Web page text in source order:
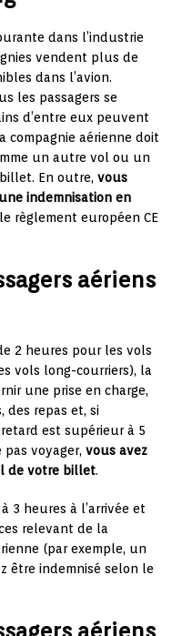
dans l’industrie
vendent plus de
dans l’avion.
les passagers se
d’entre eux peuvent
compagnie aérienne doit
un autre vol ou un
En outre, vous
indemnisation en
règlement européen CE
aériens
2 heures pour les vols
vols long-courriers), la
une prise en charge,
des repas et, si
est supérieur à 5
voyager, vous avez
de votre billet.
3 heures à l’arrivée et
relevant de la
(par exemple, un
être indemnisé selon le